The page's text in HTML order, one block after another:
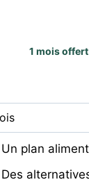
1 mois
Un plan
Des